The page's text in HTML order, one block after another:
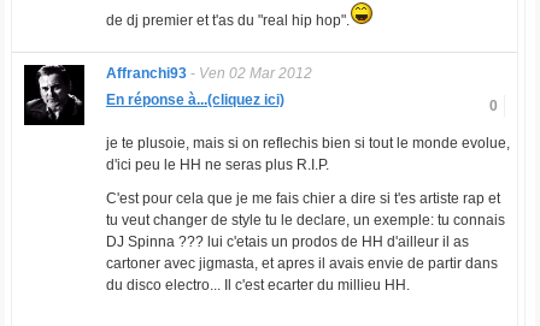
de dj premier et t'as du "real hip hop".
Affranchi93- Ven 02 Mar 2012
0
En réponse à...(cliquez ici)
je te plusoie, mais si on reflechis bien si tout le monde evolue,
d'ici peu le HH ne seras plus R.I.P.
C'est pour cela que je me fais chier a dire si t'es artiste rap et
tu veut changer de style tu le declare, un exemple: tu connais
DJ Spinna ??? lui c'etais un prodos de HH d'ailleur il as
cartoner avec jigmasta, et apres il avais envie de partir dans
du disco electro... Il c'est ecarter du millieu HH.